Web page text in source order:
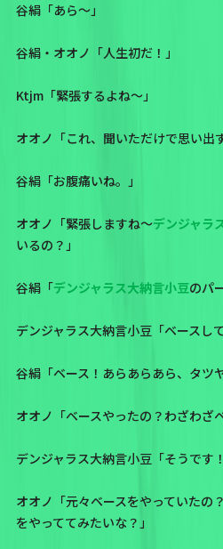
谷絹「あら～」
谷絹・オオノ「人生初だ！」
Ktjm「緊張するよね～」
オオノ「これ、聞いただけで思い出
谷絹「お腹痛いね。」
オオノ「緊張しますね～デンジャラ
いるの？」
谷絹「デンジャラス大納言小豆のパ
デンジャラス大納言小豆「ベースして
谷絹「ベース！あらあらあら、タツ
オオノ「ベースやったの？わざわざ
デンジャラス大納言小豆「そうです！
オオノ「元々ベースをやっていたの
をやっててみたいな？」